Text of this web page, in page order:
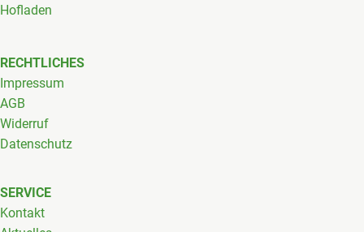
Hofladen
RECHTLICHES
Impressum
AGB
Widerruf
Datenschutz
SERVICE
Kontakt